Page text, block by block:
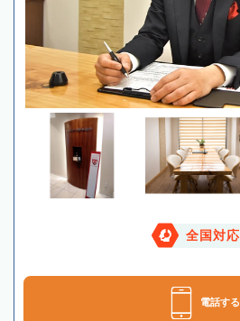
全国対応
電話する